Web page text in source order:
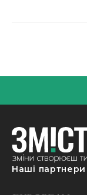
Наші партнери